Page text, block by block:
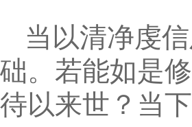
当以清净虔
础。若能如是
待以来世？当